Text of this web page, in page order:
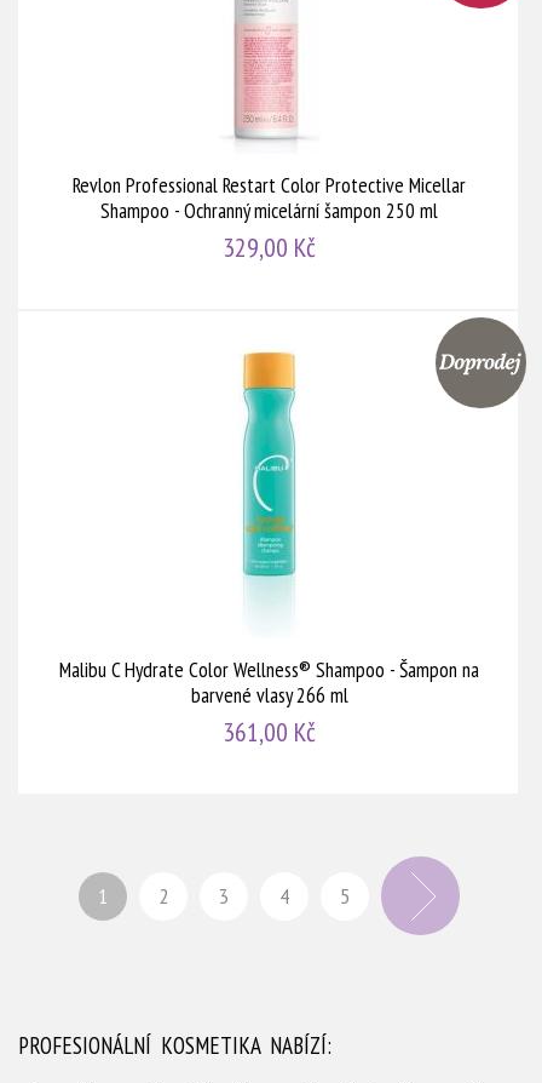
Revlon Professional Restart Color Protective Micellar
Shampoo - Ochranný micelární šampon 250 ml
329,00 Kč
Malibu C Hydrate Color Wellness® Shampoo - Šampon na
barvené vlasy 266 ml
361,00 Kč
1 2 3 4 5
PROFESIONÁLNÍ KOSMETIKA NABÍZÍ: